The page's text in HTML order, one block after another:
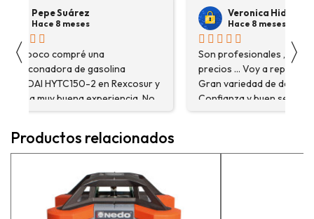
〈
Veronica Hidalgo
Hace 8 meses
Son profesionales , serios y buenos
precios ... Voy a repetir seguro ...
Gran variedad de depósitos ...
Confianza y buen servicio.
La
Hace 9
Very helpful ,
insight and
again if
company!!!!
〉
Productos relacionados